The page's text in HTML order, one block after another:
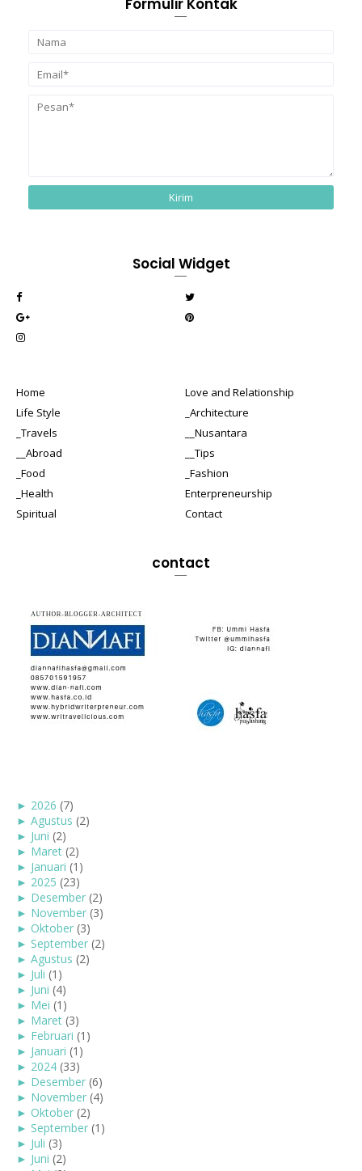
Formulir Kontak
Social Widget
Home
Love and Relationship
Life Style
_Architecture
_Travels
__Nusantara
__Abroad
__Tips
_Food
_Fashion
_Health
Enterpreneurship
Spiritual
Contact
contact
► 2026 (7)
► Agustus (2)
► Juni (2)
► Maret (2)
► Januari (1)
► 2025 (23)
► Desember (2)
► November (3)
► Oktober (3)
► September (2)
► Agustus (2)
► Juli (1)
► Juni (4)
► Mei (1)
► Maret (3)
► Februari (1)
► Januari (1)
► 2024 (33)
► Desember (6)
► November (4)
► Oktober (2)
► September (1)
► Juli (3)
► Juni (2)